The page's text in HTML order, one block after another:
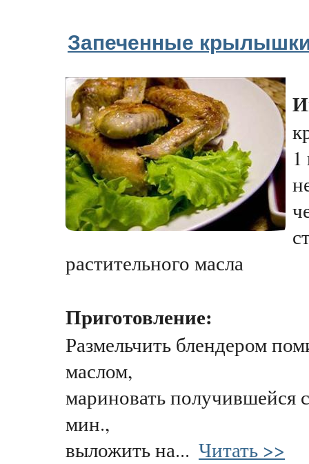
Запеченные
растительного масла
Приготовление:
Размельчить блендером
маслом,
мариновать
мин.,
выложить на... Читать >>